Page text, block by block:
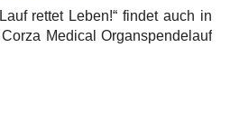
rettet Leben!“ findet auch in
Medical Organspendelauf